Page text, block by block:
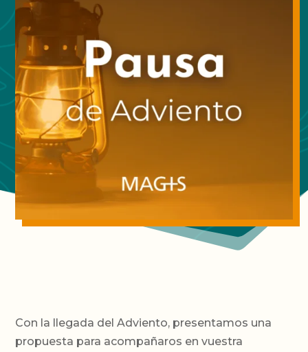
Con la llegada del Adviento, presentamos una
propuesta para acompañaros en vuestra